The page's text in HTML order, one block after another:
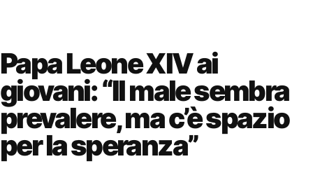
Papa Leone XIV ai
giovani: “Il male sembra
prevalere, ma c’è spazio
per la speranza”